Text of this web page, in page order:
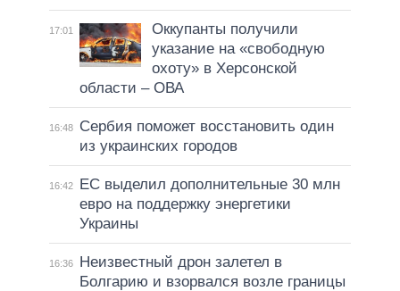
17:01
Оккупанты получили
указание на «свободную
охоту» в Херсонской
области – ОВА
16:48
Сербия поможет восстановить один
из украинских городов
16:42
ЕС выделил дополнительные 30 млн
евро на поддержку энергетики
Украины
16:36
Неизвестный дрон залетел в
Болгарию и взорвался возле границы